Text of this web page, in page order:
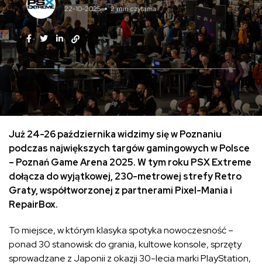
22-10-2025 2 min czytania
Już 24-26 października widzimy się w Poznaniu
podczas największych targów gamingowych w Polsce
– Poznań Game Arena 2025. W tym roku PSX Extreme
dołącza do wyjątkowej, 230-metrowej strefy Retro
Graty, współtworzonej z partnerami Pixel-Mania i
RepairBox.
To miejsce, w którym klasyka spotyka nowoczesność –
ponad 30 stanowisk do grania, kultowe konsole, sprzęty
sprowadzane z Japonii z okazji 30-lecia marki PlayStation,